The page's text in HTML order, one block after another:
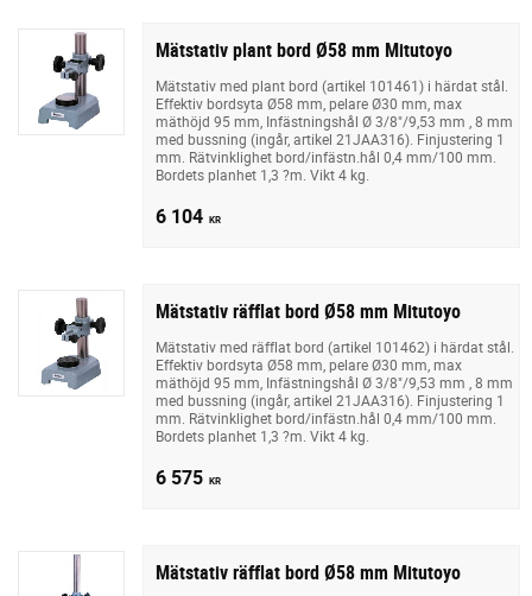
Mätstativ plant bord Ø58 mm Mitutoyo
Mätstativ med plant bord (artikel 101461) i härdat stål.
Effektiv bordsyta Ø58 mm, pelare Ø30 mm, max
mäthöjd 95 mm, Infästningshål Ø 3/8"/9,53 mm , 8 mm
med bussning (ingår, artikel 21JAA316). Finjustering 1
mm. Rätvinklighet bord/infästn.hål 0,4 mm/100 mm.
Bordets planhet 1,3 ?m. Vikt 4 kg.
6 104 KR
Mätstativ räfflat bord Ø58 mm Mitutoyo
Mätstativ med räfflat bord (artikel 101462) i härdat stål.
Effektiv bordsyta Ø58 mm, pelare Ø30 mm, max
mäthöjd 95 mm, Infästningshål Ø 3/8"/9,53 mm , 8 mm
med bussning (ingår, artikel 21JAA316). Finjustering 1
mm. Rätvinklighet bord/infästn.hål 0,4 mm/100 mm.
Bordets planhet 1,3 ?m. Vikt 4 kg.
6 575 KR
Mätstativ räfflat bord Ø58 mm Mitutoyo